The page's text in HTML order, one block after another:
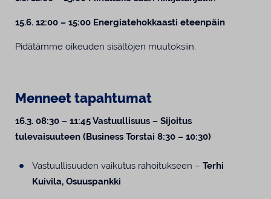
15.6. 12:00 – 15:00 Energiatehokkaasti eteenpäin
Pidätämme oikeuden sisältöjen muutoksiin.
Menneet tapahtumat
16.3. 08:30 – 11:45 Vastuullisuus – Sijoitus
tulevaisuuteen (Business Torstai 8:30 – 10:30)
Vastuullisuuden vaikutus rahoitukseen – Terhi
Kuivila, Osuuspankki